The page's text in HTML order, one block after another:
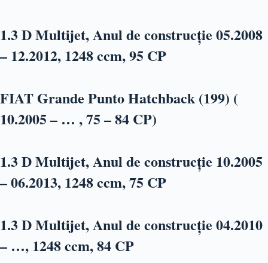
1.3 D Multijet, Anul de construcție 05.2008
– 12.2012, 1248 ccm, 95 CP
FIAT Grande Punto Hatchback (199) (
10.2005 – … , 75 – 84 CP)
1.3 D Multijet, Anul de construcție 10.2005
– 06.2013, 1248 ccm, 75 CP
1.3 D Multijet, Anul de construcție 04.2010
– …, 1248 ccm, 84 CP